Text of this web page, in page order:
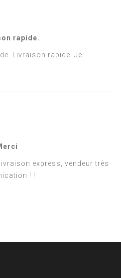
rapide.
Livraison rapide. Je
express, vendeur très
! !